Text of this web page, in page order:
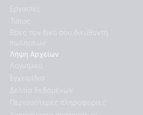
Λήψη Αρχείων
Λογισμικό
Εγχειρίδια
Δελτία δεδομένων
Περισσότερες πληροφορίες
Εργασίες
Τύπος
Βρες τον δικό σου διευθυντή
πωλήσεων